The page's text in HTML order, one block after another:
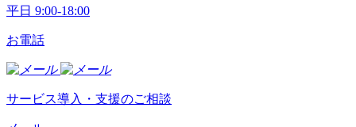
平日 9:00-18:00
お電話
サービス導入・支援のご相談